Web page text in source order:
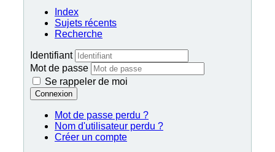
Index
Sujets récents
Recherche
Identifiant
Mot de passe
Se rappeler de moi
Connexion
Mot de passe perdu ?
Nom d'utilisateur perdu ?
Créer un compte